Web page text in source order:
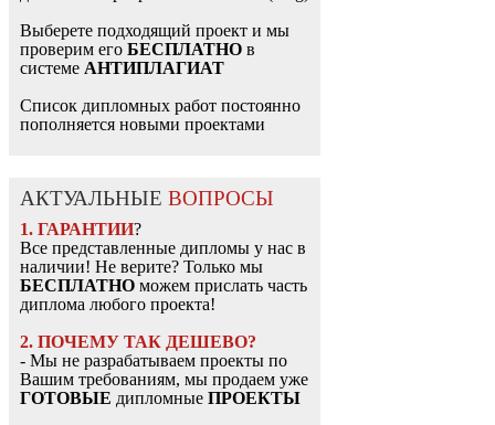
Выберете подходящий проект и мы
проверим его БЕСПЛАТНО в
системе АНТИПЛАГИАТ
Список дипломных работ постоянно
пополняется новыми проектами
АКТУАЛЬНЫЕ ВОПРОСЫ
1. ГАРАНТИИ?
Все представленные дипломы у нас в
наличии! Не верите? Только мы
БЕСПЛАТНО можем прислать часть
диплома любого проекта!
2. ПОЧЕМУ ТАК ДЕШЕВО?
- Мы не разрабатываем проекты по
Вашим требованиям, мы продаем уже
ГОТОВЫЕ дипломные ПРОЕКТЫ